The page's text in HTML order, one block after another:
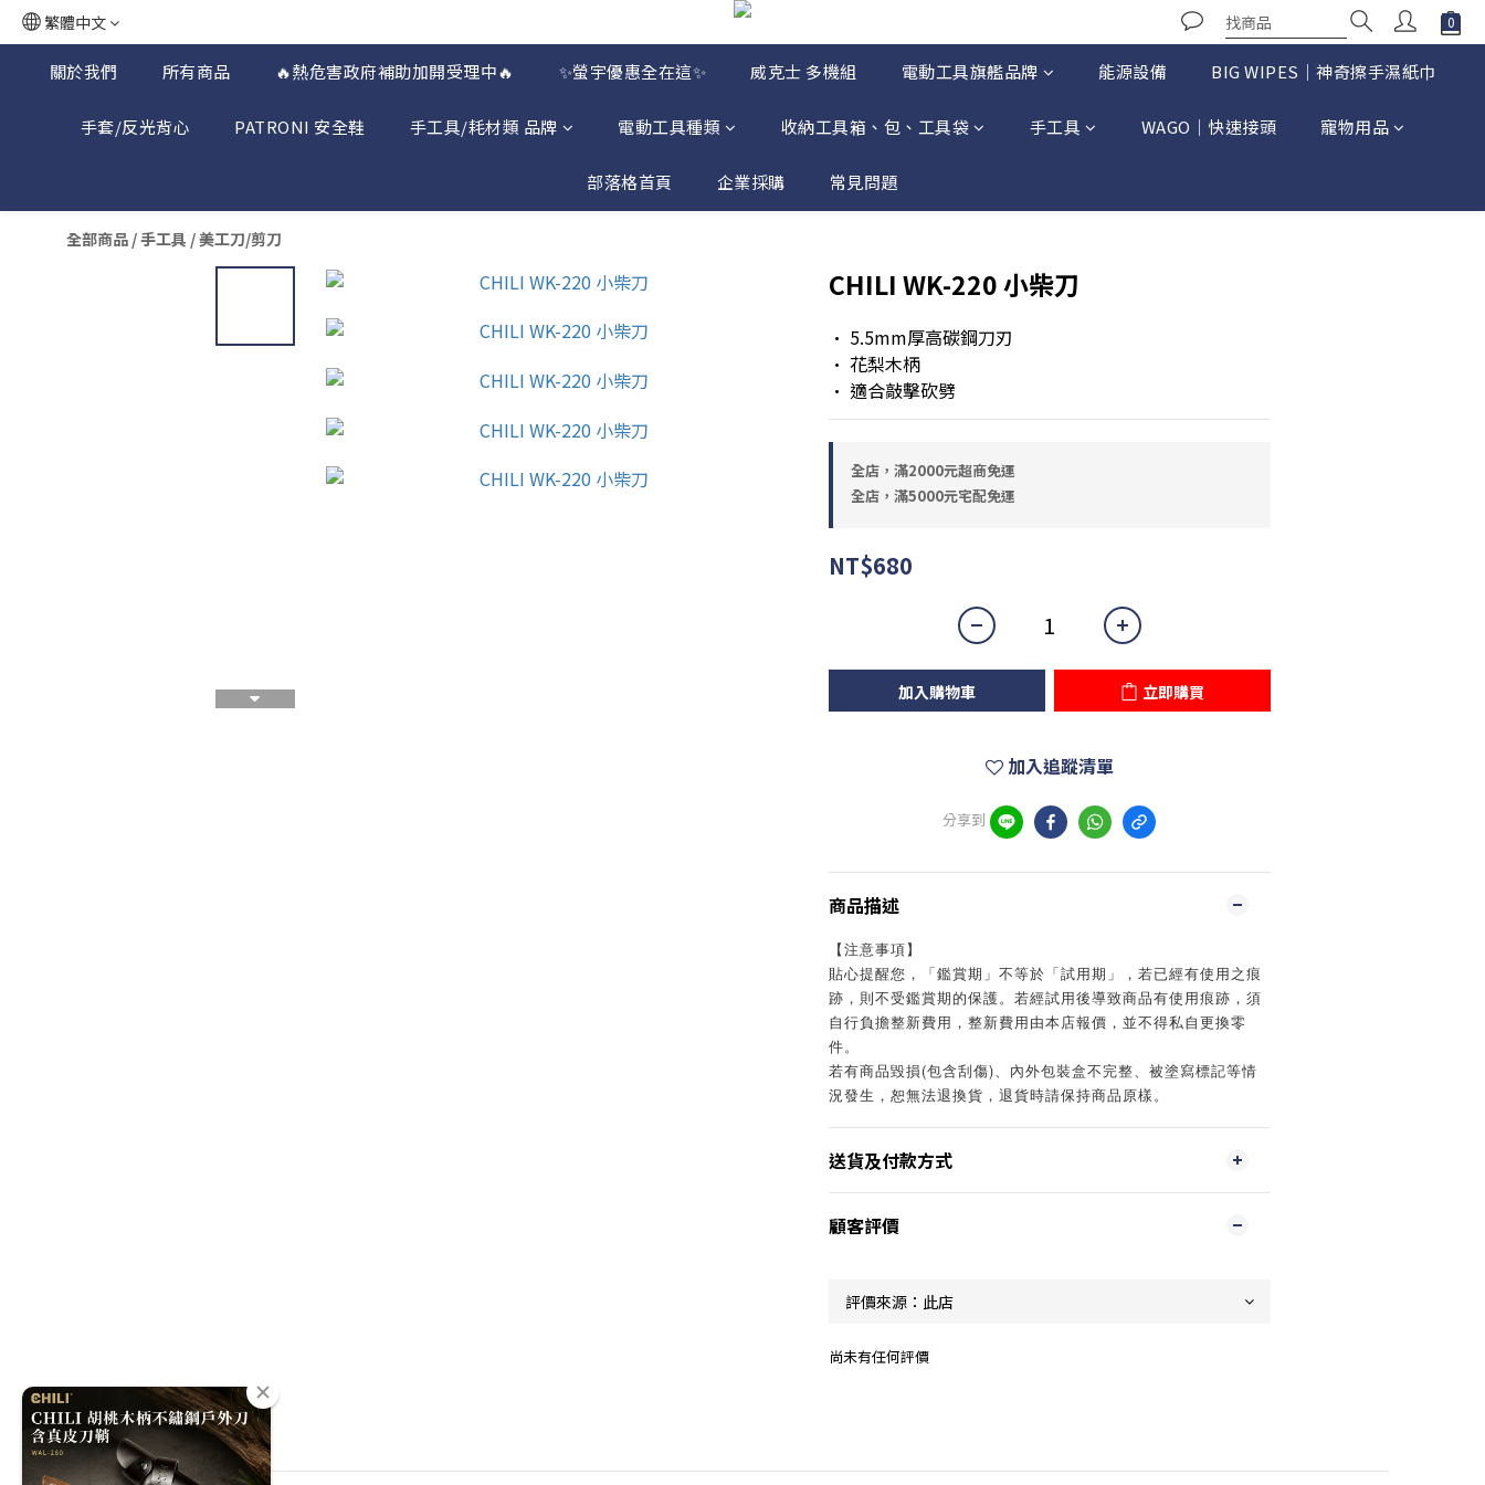
繁體中文
關於我們 所有商品 🔥熱危害政府補助加開受理中🔥 ✨螢宇優惠全在這✨ 威克士 多機組 電動工具旗艦品牌 能源設備 BIG WIPES｜神奇擦手濕紙巾
手套/反光背心 PATRONI 安全鞋 手工具/耗材類 品牌 電動工具種類 收納工具箱、包、工具袋 手工具 WAGO｜快速接頭 寵物用品
部落格首頁 企業採購 常見問題
全部商品 /手工具 /美工刀/剪刀
CHILI WK-220 小柴刀
• 5.5mm厚高碳鋼刀刃
• 花梨木柄
• 適合敲擊砍劈
全店，滿2000元超商免運
全店，滿5000元宅配免運
NT$680
加入購物車 立即購買
加入追蹤清單
分享到
商品描述
【注意事項】
貼心提醒您，「鑑賞期」不等於「試用期」，若已經有使用之痕
跡，則不受鑑賞期的保護。若經試用後導致商品有使用痕跡，須
自行負擔整新費用，整新費用由本店報價，並不得私自更換零
件。
若有商品毀損(包含刮傷)、內外包裝盒不完整、被塗寫標記等情
況發生，恕無法退換貨，退貨時請保持商品原樣。
送貨及付款方式
顧客評價
尚未有任何評價